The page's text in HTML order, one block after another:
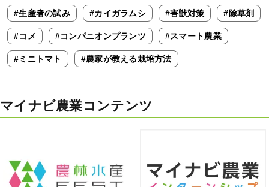
#生産者の試み #カイガラムシ #害獣対策 #除草剤
#コメ #コンパニオンプランツ #スマート農業
#ミニトマト #農家が教える栽培方法
マイナビ農業コンテンツ